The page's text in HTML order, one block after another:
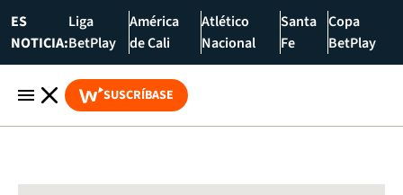
ES
NOTICIA:
Liga
BetPlay
América
de Cali
Atlético
Nacional
Santa
Fe
Copa
BetPlay
SUSCRÍBASE